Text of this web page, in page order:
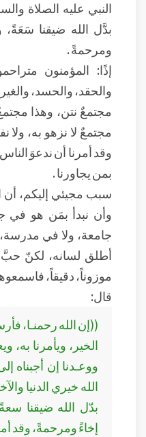
النبي عليه الصلاة
بدَّل الله ضيقنا سَعَةً،
ومرحمةً .
إذًا: المؤمنون
والحقد، والحسد،
مجتمعٌ نتن، وهذا
مجتمعٌ لا نزهو به، ولا
وقد أمرنا أن ندعوَ
بمن يجاورنا .
سبب مجيئي إليكم، أن
وأن نبدأ بمَن هو في
جامعة، ولا في مدرسة،
أطلق لسانه، لكنّ
موزوناً، دقيقاً،
قال:
((إن الله رحمنـا،
الخير، ويأمرنا به،
ووعـدنا إن أجبناه
الله خيري الدنيا
بدّل الله ضيقنا
إخاءً ومرحمةً، وقد